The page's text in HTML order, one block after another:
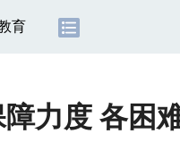
育
力度 各困